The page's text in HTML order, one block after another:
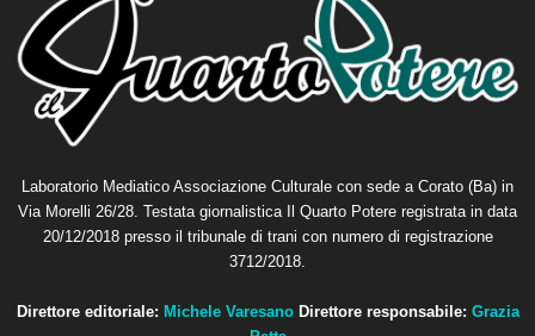
Laboratorio Mediatico Associazione Culturale con sede a Corato (Ba) in
Via Morelli 26/28. Testata giornalistica Il Quarto Potere registrata in data
20/12/2018 presso il tribunale di trani con numero di registrazione
3712/2018.
Direttore editoriale: Michele Varesano Direttore responsabile: Grazia